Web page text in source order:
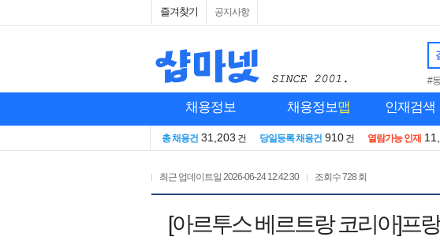
즐겨찾기 공지사항
#
채용정보 채용정보맵 인재검색
총 채용건 31,203 건 당일등록 채용건 910 건 열람가능 인재
최근 업데이트일 2026-06-24 12:42:30 조회수728 회
[아르투스 베르트랑 코리아]프